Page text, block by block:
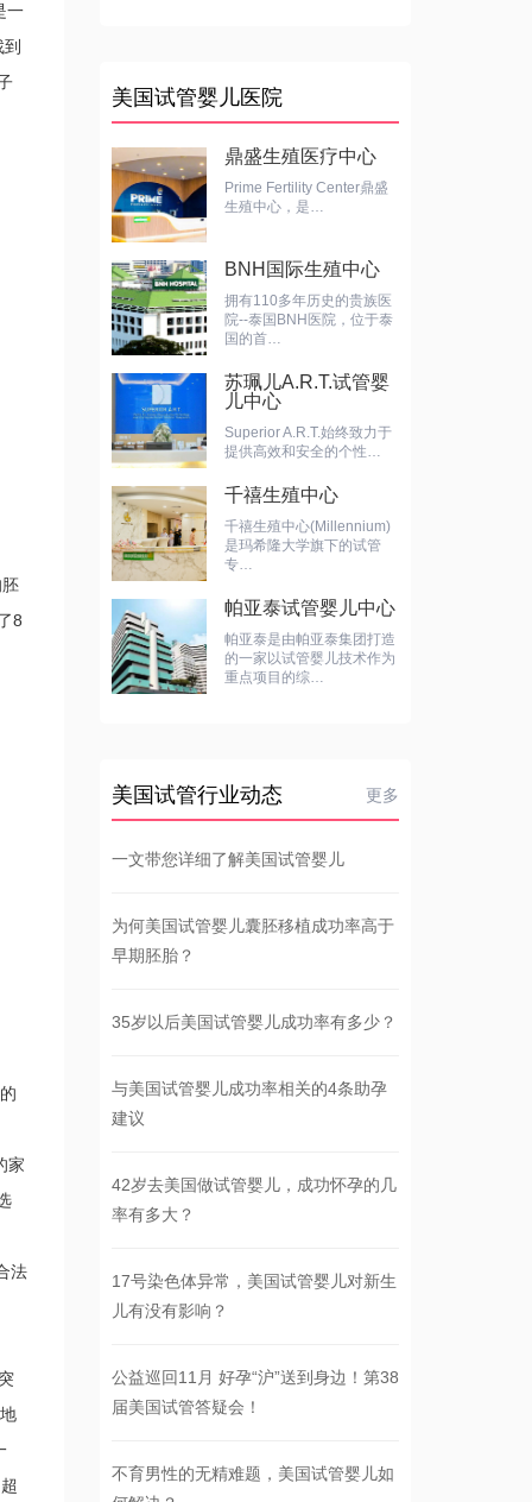
一
8
家
法
美国试管婴儿医院
鼎盛生殖医疗中心
Prime Fertility Center鼎盛
生殖中心，是…
BNH国际生殖中心
拥有110多年历史的贵族医
院--泰国BNH医院，位于泰
国的首…
苏珮儿A.R.T.试管婴
儿中心
Superior A.R.T.始终致力于
提供高效和安全的个性…
千禧生殖中心
千禧生殖中心(Millennium)
是玛希隆大学旗下的试管
专…
帕亚泰试管婴儿中心
帕亚泰是由帕亚泰集团打造
的一家以试管婴儿技术作为
重点项目的综…
美国试管行业动态 更多
一文带您详细了解美国试管婴儿
为何美国试管婴儿囊胚移植成功率高于
早期胚胎？
35岁以后美国试管婴儿成功率有多少？
与美国试管婴儿成功率相关的4条助孕
建议
42岁去美国做试管婴儿，成功怀孕的几
率有多大？
17号染色体异常，美国试管婴儿对新生
儿有没有影响？
公益巡回11月 好孕“沪”送到身边！第38
届美国试管答疑会！
不育男性的无精难题，美国试管婴儿如